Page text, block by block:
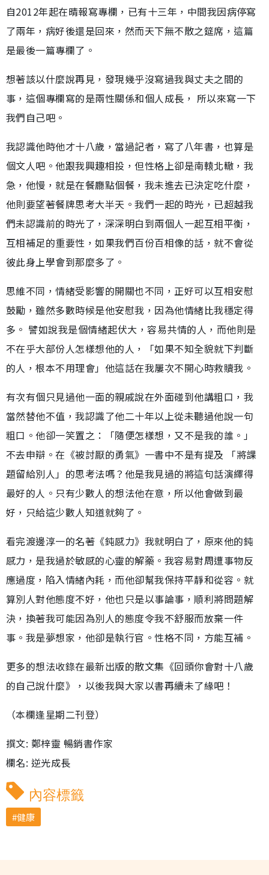
自2012年起在晴報寫專欄，已有十三年，中間我因病停寫
了兩年，病好後還是回來，然而天下無不散之筵席，這篇
是最後一篇專欄了。
想著該以什麼說再見，發現幾乎沒寫過我與丈夫之間的
事，這個專欄寫的是兩性關係和個人成長， 所以來寫一下
我們自己吧。
我認識他時他才十八歲，當過記者，寫了八年書，也算是
個文人吧。他跟我興趣相投，但性格上卻是南轅北轍，我
急，他慢，就是在餐廳點個餐，我未進去已決定吃什麼，
他則要望著餐牌思考大半天。我們一起的時光，已超越我
們未認識前的時光了，深深明白到兩個人一起互相平衡，
互相補足的重要性，如果我們百份百相像的話，就不會從
彼此身上學會到那麼多了。
思維不同，情緒受影響的開關也不同，正好可以互相安慰
鼓勵，雖然多數時候是他安慰我，因為他情緒比我穩定得
多。 譬如說我是個情緒起伏大，容易共情的人，而他則是
不在乎大部份人怎樣想他的人，「如果不知全貌就下判斷
的人，根本不用理會」他這話在我屢次不開心時救贖我。
有次有個只見過他一面的親戚說在外面碰到他講粗口，我
當然替他不值，我認識了他二十年以上從未聽過他說一句
粗口。他卻一笑置之：「隨便怎樣想，又不是我的誰。」
不去申辯。在《被討厭的勇氣》一書中不是有提及 「將課
題留給別人」的思考法嗎？他是我見過的將這句話演繹得
最好的人。只有少數人的想法他在意，所以他會做到最
好，只給這少數人知道就夠了。
看完渡邊淳一的名著《鈍感力》我就明白了，原來他的鈍
感力，是我過於敏感的心靈的解藥。我容易對周遭事物反
應過度，陷入情緒內耗，而他卻幫我保持平靜和從容。就
算別人對他態度不好，他也只是以事論事，順利將問題解
決，換著我可能因為別人的態度令我不舒服而放棄一件
事。我是夢想家，他卻是執行官。性格不同，方能互補。
更多的想法收錄在最新出版的散文集《回頭你會對十八歲
的自己說什麼》，以後我與大家以書再續未了緣吧！
（本欄逢星期二刊登）
撰文: 鄭梓靈 暢銷書作家
欄名: 逆光成長
內容標籤
健康